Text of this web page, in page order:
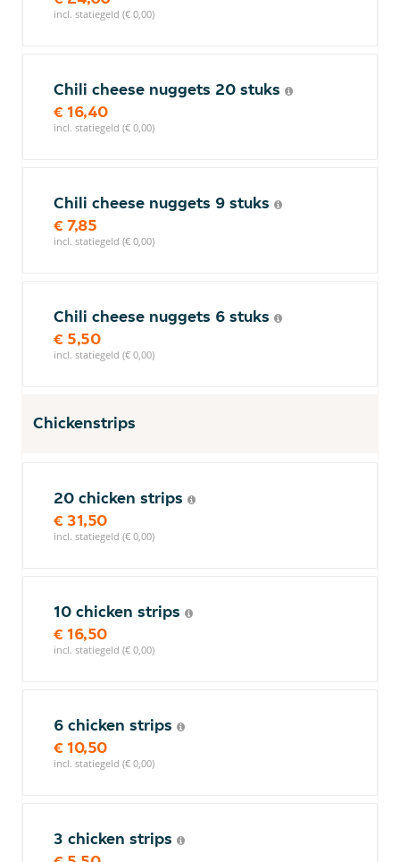
incl. statiegeld (€ 0,00)
Chili cheese nuggets 20 stuks
€ 16,40
incl. statiegeld (€ 0,00)
Chili cheese nuggets 9 stuks
€ 7,85
incl. statiegeld (€ 0,00)
Chili cheese nuggets 6 stuks
€ 5,50
incl. statiegeld (€ 0,00)
Chickenstrips
20 chicken strips
€ 31,50
incl. statiegeld (€ 0,00)
10 chicken strips
€ 16,50
incl. statiegeld (€ 0,00)
6 chicken strips
€ 10,50
incl. statiegeld (€ 0,00)
3 chicken strips